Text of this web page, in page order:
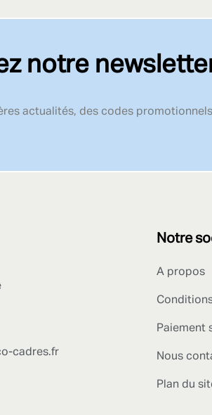
notre
actualités, des codes
cadres.fr
Notre
A propos
Paiement
Nous
Plan du